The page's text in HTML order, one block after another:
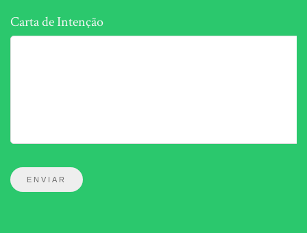
Carta de Intenção